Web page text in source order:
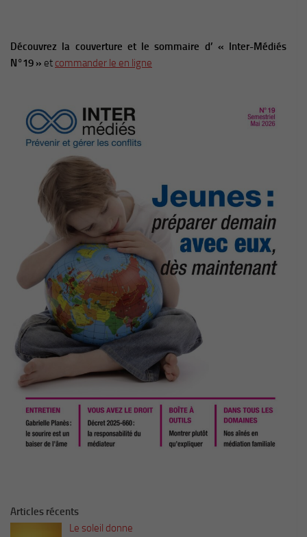
Découvrez la couverture et le sommaire d’ « Inter-Médiés
N°19 » et commander le en ligne
Articles récents
Le soleil donne